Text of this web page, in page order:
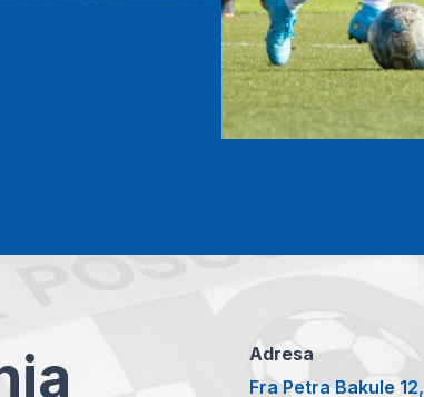
Adresa
Fra Petra Bakule 12,